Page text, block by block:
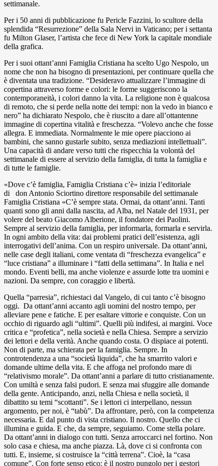
settimanale.
Per i 50 anni di pubblicazione fu Pericle Fazzini, lo scultore della
splendida “Resurrezione” della Sala Nervi in Vaticano; per i settanta
fu Milton Glaser, l’artista che fece di New York la capitale mondiale
della grafica.
Per i suoi ottant’anni Famiglia Cristiana ha scelto Ugo Nespolo, un
nome che non ha bisogno di presentazioni, per continuare quella che
è diventata una tradizione. “Desideravo attualizzare l’immagine di
copertina attraverso forme e colori: le forme suggeriscono la
contemporaneità, i colori danno la vita. La religione non è qualcosa
di remoto, che si perde nella notte dei tempi: non la vedo in bianco e
nero” ha dichiarato Nespolo, che è riuscito a dare all’ottantenne
immagine di copertina vitalità e freschezza. “Volevo anche che fosse
allegra. E immediata. Normalmente le mie opere piacciono ai
bambini, che sanno gustarle subito, senza mediazioni intellettuali”.
Una capacità di andare verso tutti che rispecchia la volontà del
settimanale di essere al servizio della famiglia, di tutta la famiglia e
di tutte le famiglie.
«Dove c’è famiglia, Famiglia Cristiana c’è» inizia l’editoriale
di don Antonio Sciortino direttore responsabile del settimanale
Famiglia Cristiana «C’è sempre stata. Ormai, da ottant’anni. Tanti
quanti sono gli anni dalla nascita, ad Alba, nel Natale del 1931, per
volere del beato Giacomo Alberione, il fondatore dei Paolini.
Sempre al servizio della famiglia, per informarla, formarla e servirla.
In ogni ambito della vita: dai problemi pratici dell’esistenza, agli
interrogativi dell’anima. Con un respiro universale. Da ottant’anni,
nelle case degli italiani, come ventata di “freschezza evangelica” e
“luce cristiana” a illuminare i “fatti della settimana”. In Italia e nel
mondo. Eventi belli, ma anche violenze e assurde lotte tra uomini e
nazioni. Da sempre, con coraggio e libertà.
Quella “parresia”, richiestaci dal Vangelo, di cui tanto c’è bisogno
oggi. Da ottant’anni accanto agli uomini del nostro tempo, per
alleviare pene e fatiche. E per esaltare vittorie e conquiste. Con un
occhio di riguardo agli “ultimi”. Quelli più indifesi, ai margini. Voce
critica e “profetica”, nella società e nella Chiesa. Sempre a servizio
dei lettori e della verità. Anche quando costa. O dispiace ai potenti.
Non di parte, ma schierata per la famiglia. Sempre. In
controtendenza a una “società liquida”, che ha smarrito valori e
domande ultime della vita. E che affoga nel profondo mare di
“relativismo morale”. Da ottant’anni a parlare di tutto cristianamente.
Con umiltà e senza falsi pudori. E senza mai sfuggire alle domande
della gente. Anticipando, anzi, nella Chiesa e nella società, il
dibattito su temi “scottanti”. Se i lettori ci interpellano, nessun
argomento, per noi, è “tabù”. Da affrontare, però, con la competenza
necessaria. E dal punto di vista cristiano. Il nostro. Quello che ci
illumina e guida. E che, da sempre, seguiamo. Come stella polare.
Da ottant’anni in dialogo con tutti. Senza arroccarci nel fortino. Non
solo casa e chiesa, ma anche piazza. Là, dove ci si confronta con
tutti. E, insieme, si costruisce la “città terrena”. Cioè, la “casa
comune”. Con forte senso etico: è il nostro pungolo per i gestori